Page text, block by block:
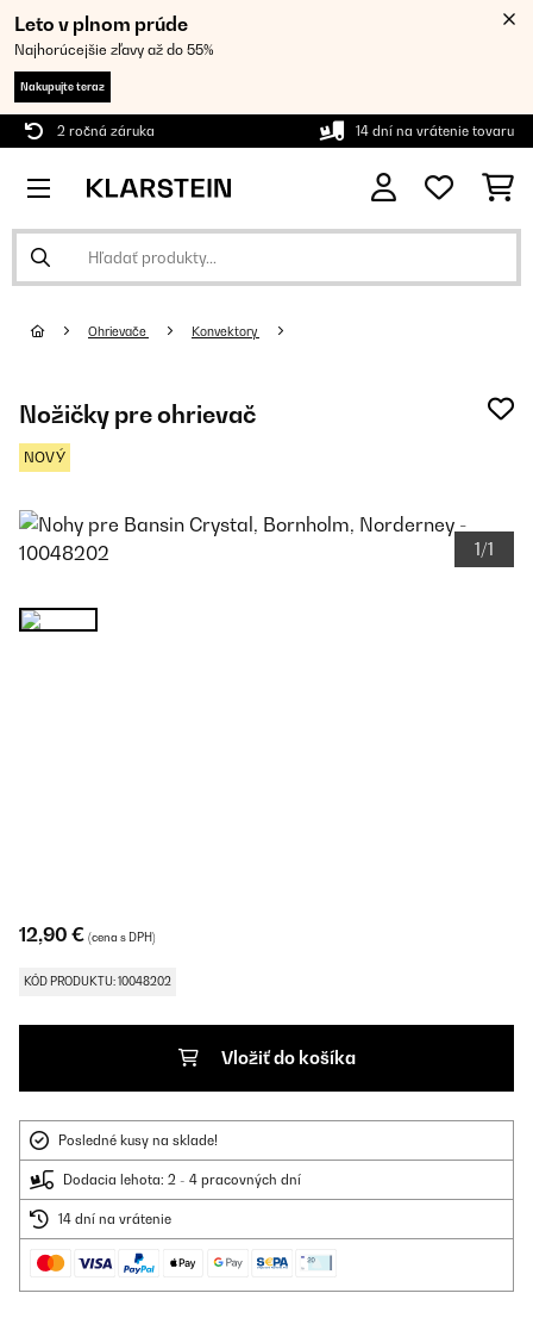
Leto v plnom prúde
Najhorúcejšie zľavy až do 55%
Nakupujte teraz
2 ročná záruka 14 dní na vrátenie tovaru
Ohrievače Konvektory
Nožičky pre ohrievač
NOVÝ
1/1
12,90 € (cena s DPH)
KÓD PRODUKTU: 10048202
Vložiť do košíka
Posledné kusy na sklade!
Dodacia lehota: 2 - 4 pracovných dní
14 dní na vrátenie